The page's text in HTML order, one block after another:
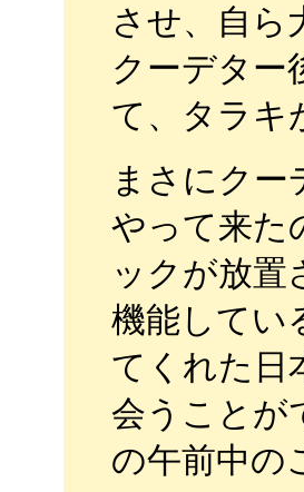
させ、自ら
クーデター
て、タラキ
まさにク
やって来た
ックが放置
機能してい
てくれた日
会うことが
の午前中の